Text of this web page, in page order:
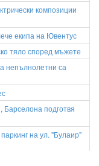
композиции
екипа на Ювентус
тяло според мъжете
непълнолетни са
подготвя
на ул. "Булаир"